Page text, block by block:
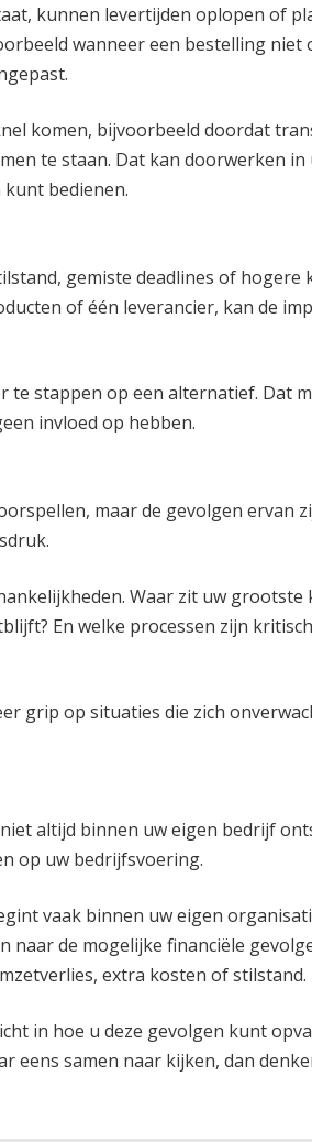
kunnen levertijden oplopen of
wanneer een bestelling niet
komen, bijvoorbeeld doordat
te staan. Dat kan doorwerken in
bedienen.
gemiste deadlines of hogere
of één leverancier, kan de
te stappen op een alternatief. Dat
invloed op hebben.
maar de gevolgen ervan
Waar zit uw grootste
En welke processen zijn
grip op situaties die zich
altijd binnen uw eigen bedrijf
op uw bedrijfsvoering.
vaak binnen uw eigen
naar de mogelijke financiële
extra kosten of stilstand.
in hoe u deze gevolgen kunt
eens samen naar kijken, dan